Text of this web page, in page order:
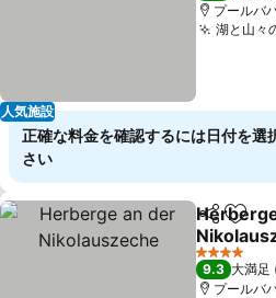
人気施設
プールバ
湖と山々
正確な料金を確認するには日付を選
さい
シェアお気
料金を表
4 ホテルのラ
9.3 大満足
プールバ